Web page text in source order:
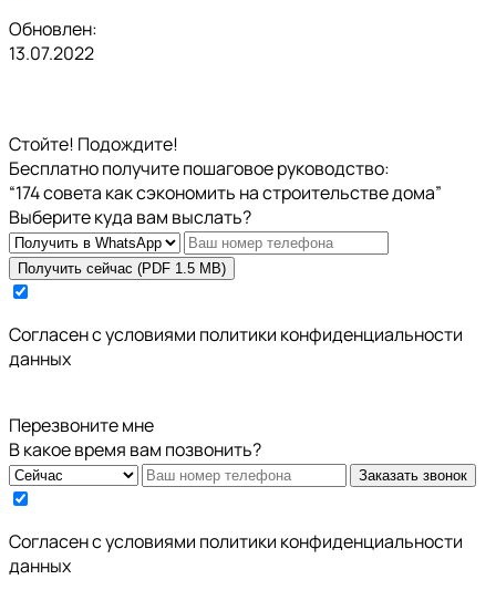
Обновлен:
13.07.2022
Стойте! Подождите!
Бесплатно получите пошаговое руководство:
“174 совета как сэкономить на строительстве дома”
Выберите куда вам выслать?
Получить сейчас (PDF 1.5 MB)
Cогласен с условиями политики конфиденциальности
данных
Перезвоните мне
В какое время вам позвонить?
Заказать звонок
Cогласен с условиями политики конфиденциальности
данных